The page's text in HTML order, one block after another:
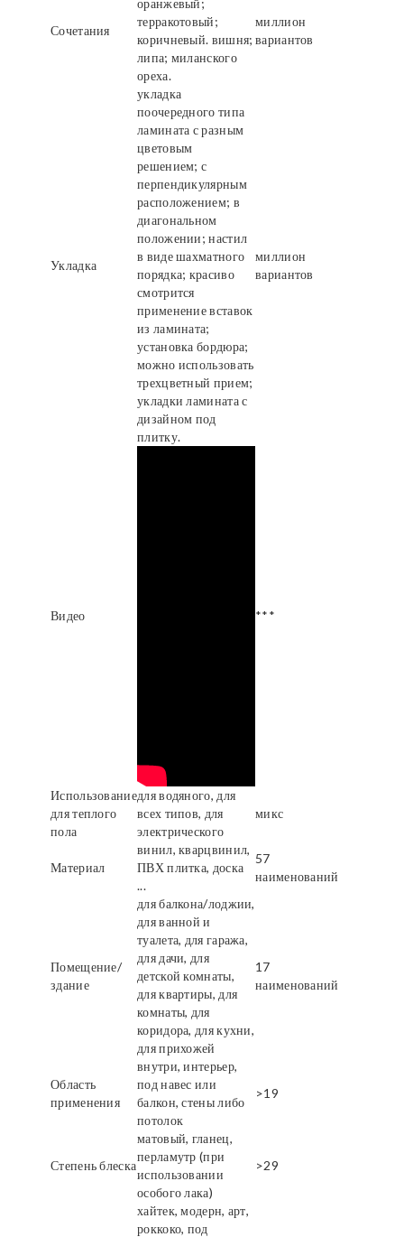
Сочетания
оранжевый;
терракотовый;
коричневый. вишня;
липа; миланского
ореха.
миллион
вариантов
Укладка
укладка
поочередного типа
ламината с разным
цветовым
решением; с
перпендикулярным
расположением; в
диагональном
положении; настил
в виде шахматного
порядка; красиво
смотрится
применение вставок
из ламината;
установка бордюра;
можно использовать
трехцветный прием;
укладки ламината с
дизайном под
плитку.
миллион
вариантов
Видео ***
Использование
для теплого
пола
для водяного, для
всех типов, для
электрического
микс
Материал
винил, кварцвинил,
ПВХ плитка, доска
...
57
наименований
Помещение/
здание
для балкона/лоджии,
для ванной и
туалета, для гаража,
для дачи, для
детской комнаты,
для квартиры, для
комнаты, для
коридора, для кухни,
для прихожей
17
наименований
Область
применения
внутри, интерьер,
под навес или
балкон, стены либо
потолок
>19
Степень блеска
матовый, гланец,
перламутр (при
использовании
особого лака)
>29
хайтек, модерн, арт,
роккоко, под